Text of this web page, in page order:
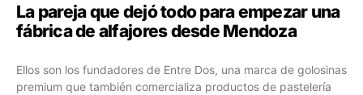
La pareja que dejó todo para empezar una
fábrica de alfajores desde Mendoza
Ellos son los fundadores de Entre Dos, una marca de golosinas
premium que también comercializa productos de pastelería